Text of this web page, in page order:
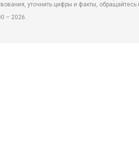
уточнить цифры и факты,
– 2026.